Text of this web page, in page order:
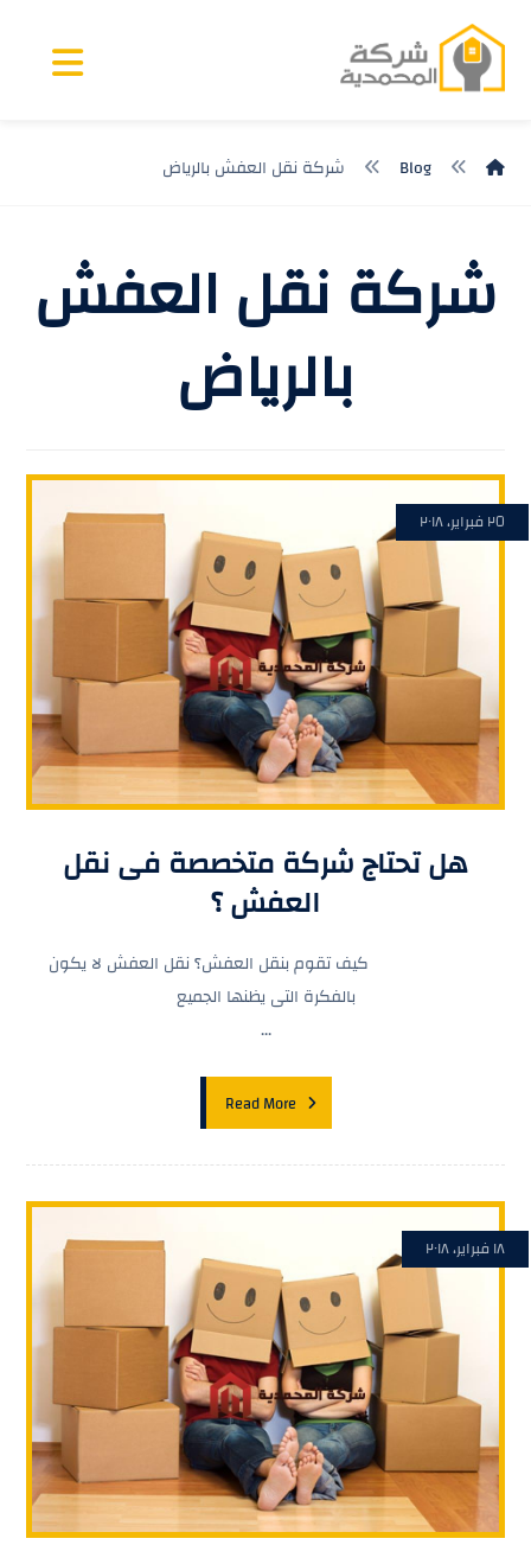
Blog شركة نقل العفش بالرياض
شركة نقل العفش
بالرياض
هل تحتاج شركة متخصصة فى نقل
العفش ؟
٢٥ فبراير، ٢٠١٨
كيف تقوم بنقل العفش؟ نقل العفش لا يكون
بالفكرة التى يظنها الجميع
...
Read More
١٨ فبراير، ٢٠١٨